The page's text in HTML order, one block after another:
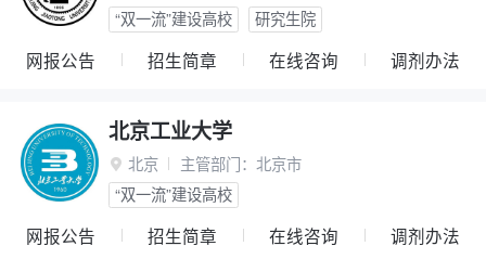
“双一流”建设高校
研究生院
网报公告 招生简章 在线咨询 调剂办法
北京工业大学
 北京 主管部门： 北京市
“双一流”建设高校
网报公告 招生简章 在线咨询 调剂办法